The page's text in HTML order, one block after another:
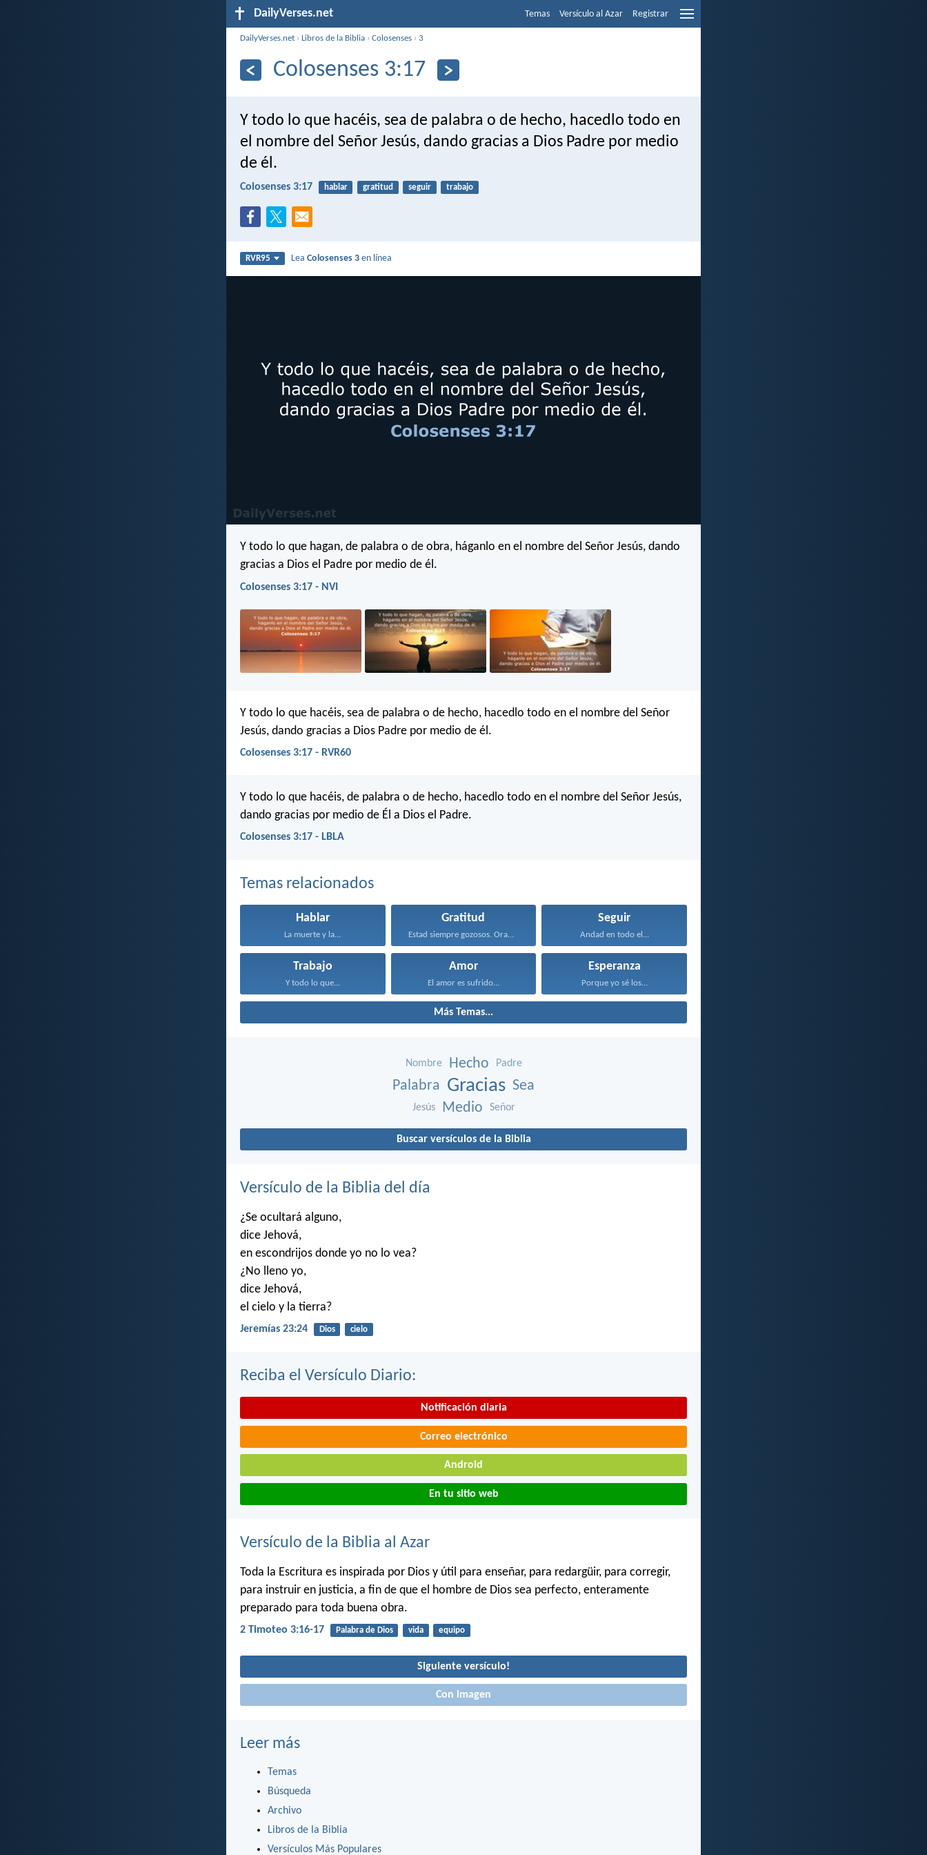
DailyVerses.net Temas Versículo al Azar Registrar
DailyVerses.net ›Libros de la Biblia ›Colosenses ›3
Colosenses 3:17
Y todo lo que hacéis, sea de palabra o de hecho, hacedlo todo en
el nombre del Señor Jesús, dando gracias a Dios Padre por medio
de él.
Colosenses 3:17 hablar gratitud seguir trabajo
RVR95 LeaColosenses 3 en línea
Y todo lo que hagan, de palabra o de obra, háganlo en el nombre del Señor Jesús, dando
gracias a Dios el Padre por medio de él.
Colosenses 3:17 - NVI
Y todo lo que hacéis, sea de palabra o de hecho, hacedlo todo en el nombre del Señor
Jesús, dando gracias a Dios Padre por medio de él.
Colosenses 3:17 - RVR60
Y todo lo que hacéis, de palabra o de hecho, hacedlo todo en el nombre del Señor Jesús,
dando gracias por medio de Él a Dios el Padre.
Colosenses 3:17 - LBLA
Temas relacionados
Hablar
La muerte y la...
Gratitud
Estad siempre gozosos. Orad...
Seguir
Andad en todo el...
Trabajo
Y todo lo que...
Amor
El amor es sufrido...
Esperanza
Porque yo sé los...
Más Temas...
Nombre Hecho Padre
Palabra Gracias Sea
Jesús Medio Señor
Buscar versículos de la Biblia
Versículo de la Biblia del día
¿Se ocultará alguno,
dice Jehová,
en escondrijos donde yo no lo vea?
¿No lleno yo,
dice Jehová,
el cielo y la tierra?
Jeremías 23:24 Dios cielo
Reciba el Versículo Diario:
Notificación diaria
Correo electrónico
Android
En tu sitio web
Versículo de la Biblia al Azar
Toda la Escritura es inspirada por Dios y útil para enseñar, para redargüir, para corregir,
para instruir en justicia, a fin de que el hombre de Dios sea perfecto, enteramente
preparado para toda buena obra.
2 Timoteo 3:16-17 Palabra de Dios vida equipo
Siguiente versículo!
Con imagen
Leer más
Temas
Búsqueda
Archivo
Libros de la Biblia
Versículos Más Populares